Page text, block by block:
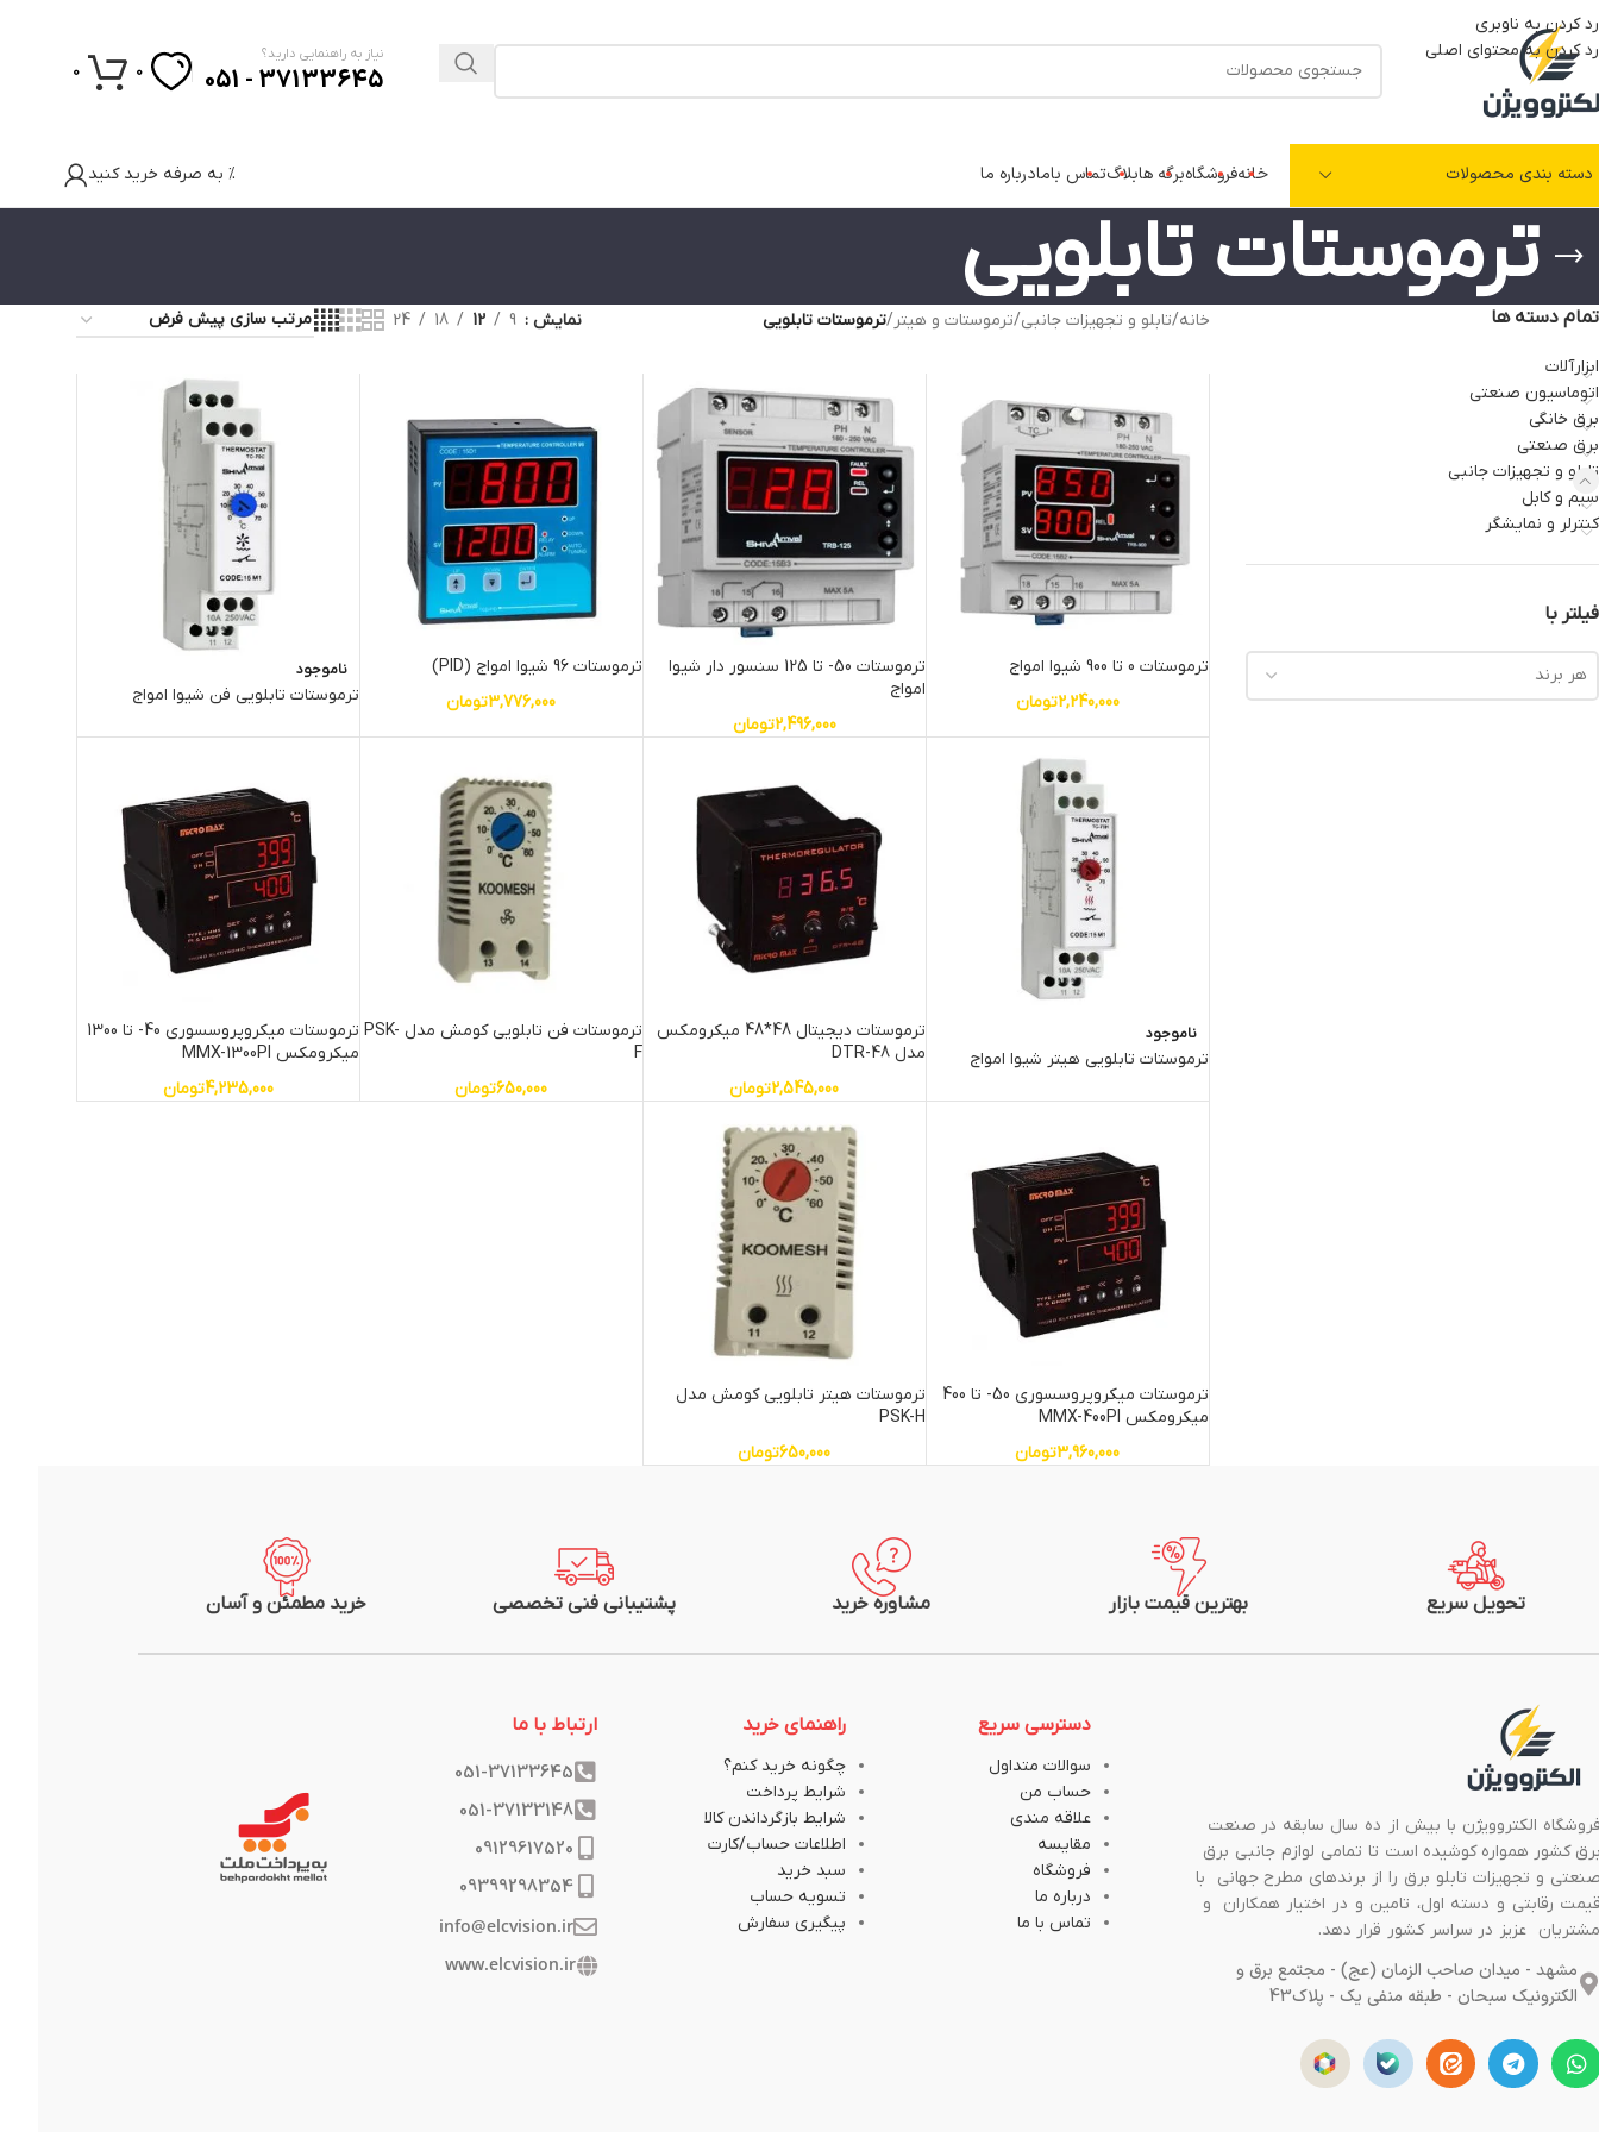
رد کردن به ناوبری
رد کردن به محتوای اصلی
نیاز به راهنمایی دارید؟
37133645 - 051
0
0
دسته بندی محصولات خانهفروشگاهبرگه هابلاگتماس بامادرباره ما % به صرفه خرید کنید
ترموستات تابلویی
تمام دسته ها
ابزارآلات
اتوماسیون صنعتی
برق خانگی
برق صنعتی
تابلو و تجهیزات جانبی
سیم و کابل
کنترلر و نمایشگر
فیلتر با
هر برند
خانه/تابلو و تجهیزات جانبی/ترموستات و هیتر/ترموستات تابلویی نمایش 9
12
18
24
ترموستات 0 تا 900 شیوا امواج
2,240,000تومان
ترموستات 50- تا 125 سنسور دار شیوا
امواج
2,496,000تومان
ترموستات 96 شیوا امواج (PlD)
3,776,000تومان
ناموجود
ترموستات تابلویی فن شیوا امواج
ناموجود
ترموستات تابلویی هیتر شیوا امواج
ترموستات دیجیتال 48*48 میکرومکس
مدل DTR-48
2,545,000تومان
ترموستات فن تابلویی کومش مدل PSK-
F
650,000تومان
ترموستات میکروپروسسوری 40- تا 1300
میکرومکس MMX-1300PI
4,235,000تومان
ترموستات میکروپروسسوری 50- تا 400
میکرومکس MMX-400PI
3,960,000تومان
ترموستات هیتر تابلویی کومش مدل
PSK-H
650,000تومان
تحویل سریع بهترین قیمت بازار مشاوره خرید پشتیبانی فنی تخصصی خرید مطمئن و آسان
الکتروویژن با بیش از ده سال سابقه در صنعت
کشور همواره کوشیده است تا تمامی لوازم جانبی برق
و تجهیزات تابلو برق را از برندهای مطرح جهانی با
رقابتی و دسته اول، تامین و در اختیار همکاران و
عزیز در سراسر کشور قرار دهد.
مشهد - میدان صاحب الزمان (عج) - مجتمع برق و
الکترونیک سبحان - طبقه منفی یک - پلاک43
دسترسی سریع
سوالات متداول
حساب من
علاقه مندی
مقایسه
فروشگاه
درباره ما
تماس با ما
راهنمای خرید
چگونه خرید کنم؟
شرایط پرداخت
شرایط بازگرداندن کالا
اطلاعات حساب/کارت
سبد خرید
تسویه حساب
پیگیری سفارش
ارتباط با ما
051-37133645
051-37133148
09129617520
09399298354
info@elcvision.ir
www.elcvision.ir